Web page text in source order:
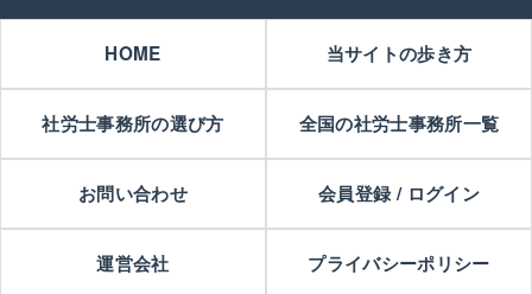
HOME 当サイトの歩き方
社労士事務所の選び方 全国の社労士事務所一覧
お問い合わせ 会員登録 / ログイン
運営会社 プライバシーポリシー